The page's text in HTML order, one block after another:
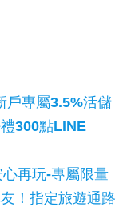
戶專屬3.5%活儲
300點LINE
再玩-專屬限量
！指定旅遊通路